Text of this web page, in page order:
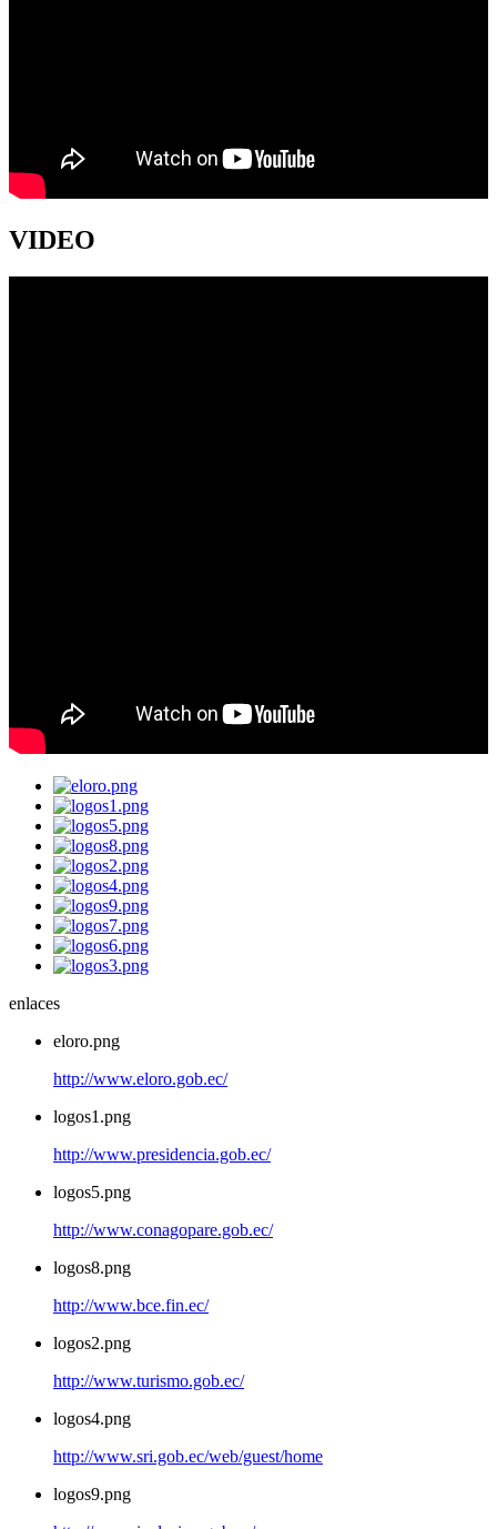
VIDEO
enlaces
eloro.png
http://www.eloro.gob.ec/
logos1.png
http://www.presidencia.gob.ec/
logos5.png
http://www.conagopare.gob.ec/
logos8.png
http://www.bce.fin.ec/
logos2.png
http://www.turismo.gob.ec/
logos4.png
http://www.sri.gob.ec/web/guest/home
logos9.png